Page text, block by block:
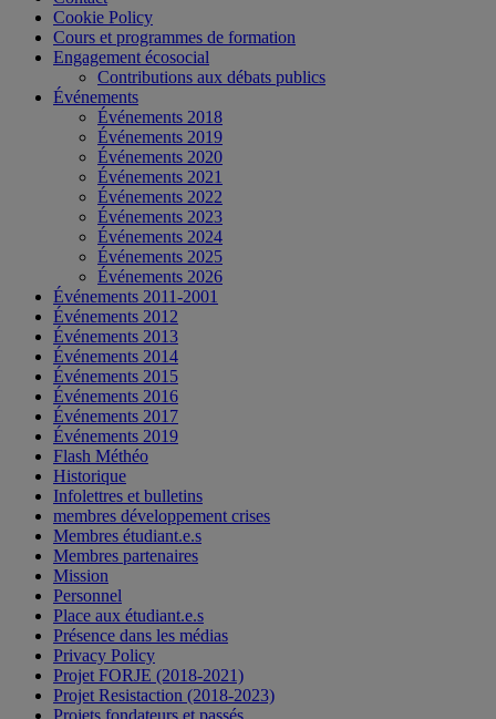
Cookie Policy
Cours et programmes de formation
Engagement écosocial
Contributions aux débats publics
Événements
Événements 2018
Événements 2019
Événements 2020
Événements 2021
Événements 2022
Événements 2023
Événements 2024
Événements 2025
Événements 2026
Événements 2011-2001
Événements 2012
Événements 2013
Événements 2014
Événements 2015
Événements 2016
Événements 2017
Événements 2019
Flash Méthéo
Historique
Infolettres et bulletins
membres développement crises
Membres étudiant.e.s
Membres partenaires
Mission
Personnel
Place aux étudiant.e.s
Présence dans les médias
Privacy Policy
Projet FORJE (2018-2021)
Projet Resistaction (2018-2023)
Projets fondateurs et passés